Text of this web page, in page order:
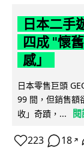
日本二手
四成 "懷
感」
日本零售巨頭
99 間，但銷售額
收」奇蹟，...
223 18 ↗